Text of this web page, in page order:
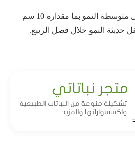
يتكاثر بالتعقيل بقص العقل متوسطة النمو بما مقداره 10 سم
حديثة النمو خلال فصل الربيع.